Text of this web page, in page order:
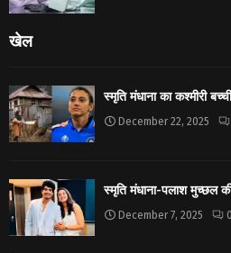
खेल
स्मृति मंधाना का कश्मीरी
December 22, 2025
स्मृति मंधाना-पलाश मुच्छल की
December 7, 2025 0